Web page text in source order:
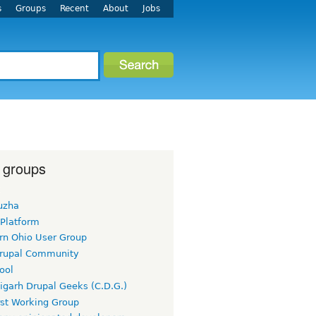
Groups Recent About Jobs
Ohio User Group
Community
Drupal Geeks (C.D.G.)
Working Group